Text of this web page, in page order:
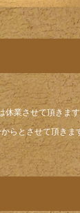
休業させて頂きま
らとさせて頂きま